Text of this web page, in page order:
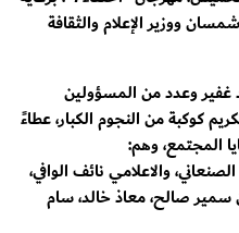
ووزير الإعلام والثقافة
وعدد من المسؤولين
كوكبة من النجوم الكبار، عطاءً
المجتمع، وهم:
والاعلامي نائف الوافي،
صالح، معاذ خالد، سام